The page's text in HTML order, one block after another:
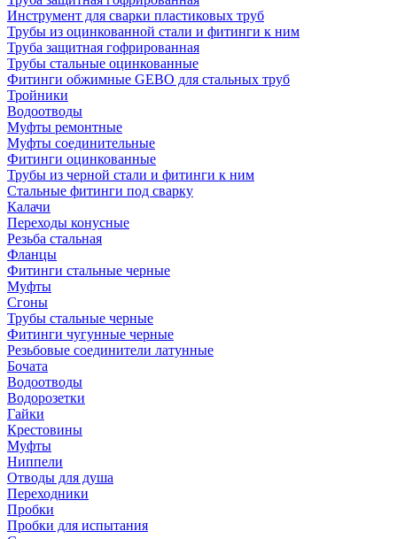
Инструмент для сварки пластиковых труб
Трубы из оцинкованной стали и фитинги к ним
Труба защитная гофрированная
Трубы стальные оцинкованные
Фитинги обжимные GEBO для стальных труб
Тройники
Водоотводы
Муфты ремонтные
Муфты соединительные
Фитинги оцинкованные
Трубы из черной стали и фитинги к ним
Стальные фитинги под сварку
Калачи
Переходы конусные
Резьба стальная
Фланцы
Фитинги стальные черные
Муфты
Сгоны
Трубы стальные черные
Фитинги чугунные черные
Резьбовые соединители латунные
Бочата
Водоотводы
Водорозетки
Гайки
Крестовины
Муфты
Ниппели
Отводы для душа
Переходники
Пробки
Пробки для испытания